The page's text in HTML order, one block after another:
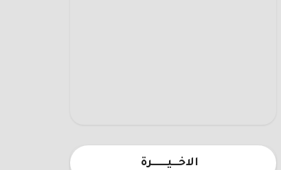
الاخـــيـــــــرة